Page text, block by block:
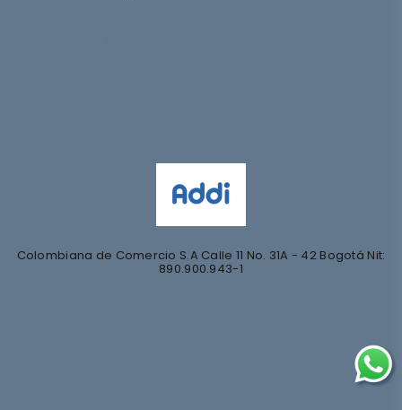
Colombiana de Comercio S.A Calle 11 No. 31A - 42 Bogotá Nit:
890.900.943-1